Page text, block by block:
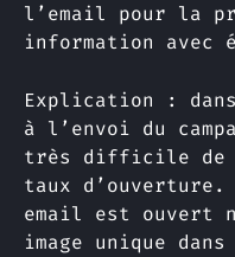
l’email pour la
information avec
Explication :
à l’envoi du
très difficile de
taux
email est ouvert
image unique